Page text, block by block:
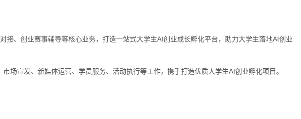
、创业赛事辅导等核心业务，打造一站式大学生AI创业成长孵化平台，助力大学生落地AI创业
场宣发、新媒体运营、学员服务、活动执行等工作，携手打造优质大学生AI创业孵化项目。